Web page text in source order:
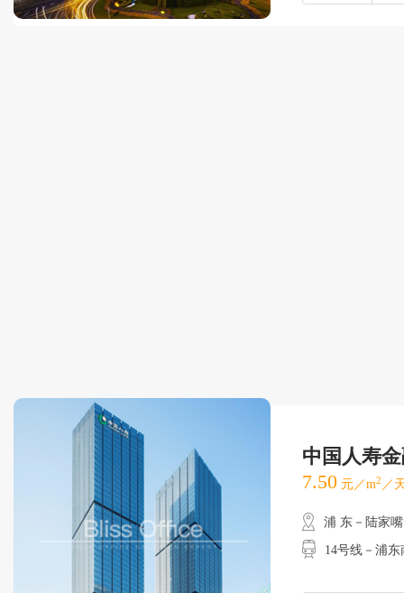
中国人寿
7.50 元／m2 ／
浦 东－陆家嘴
14号线－浦